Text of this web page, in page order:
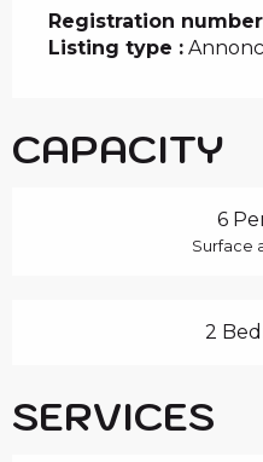
Registration
Listing type :
CAPACITY
6
Surface
2
SERVICES